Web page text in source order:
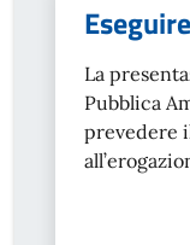
La
Pubblica
prevedere